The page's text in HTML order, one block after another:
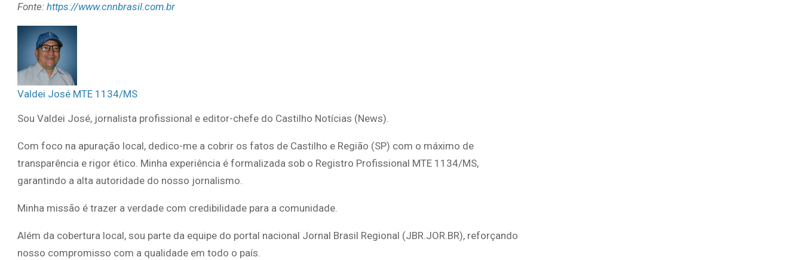
Fonte: https://www.cnnbrasil.com.br
Valdei José MTE 1134/MS
Sou Valdei José, jornalista profissional e editor-chefe do Castilho Notícias (News).
Com foco na apuração local, dedico-me a cobrir os fatos de Castilho e Região (SP) com o máximo de
transparência e rigor ético. Minha experiência é formalizada sob o Registro Profissional MTE 1134/MS,
garantindo a alta autoridade do nosso jornalismo.
Minha missão é trazer a verdade com credibilidade para a comunidade.
Além da cobertura local, sou parte da equipe do portal nacional Jornal Brasil Regional (JBR.JOR.BR), reforçando
nosso compromisso com a qualidade em todo o país.